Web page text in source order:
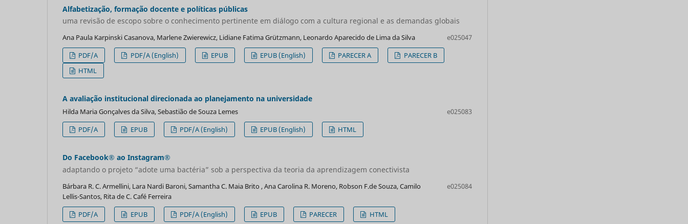
Alfabetização, formação docente e políticas públicas
uma revisão de escopo sobre o conhecimento pertinente em diálogo com a cultura regional e as demandas globais
Ana Paula Karpinski Casanova, Marlene Zwierewicz, Lidiane Fatima Grützmann, Leonardo Aparecido de Lima da Silva
e025047
PDF/A
PDF/A (English) EPUB EPUB (English) PARECER A
PARECER B
HTML
A avaliação institucional direcionada ao planejamento na universidade
Hilda Maria Gonçalves da Silva, Sebastião de Souza Lemes
e025083
PDF/A
EPUB PDF/A (English) EPUB (English) HTML
Do Facebook® ao Instagram®
adaptando o projeto “adote uma bactéria” sob a perspectiva da teoria da aprendizagem conectivista
Bárbara R. C. Armellini, Lara Nardi Baroni, Samantha C. Maia Brito , Ana Carolina R. Moreno, Robson F.de Souza, Camilo
Lellis-Santos, Rita de C. Café Ferreira
e025084
PDF/A EPUB PDF/A (English) EPUB PARECER HTML